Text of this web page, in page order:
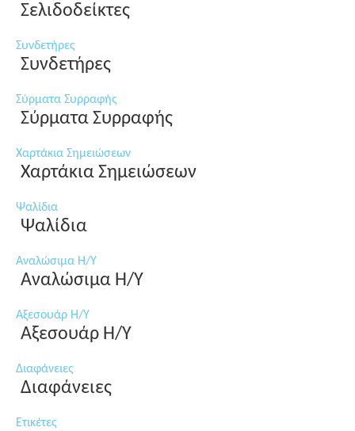
Σελιδοδείκτες
Συνδετήρες
Συνδετήρες
Σύρματα Συρραφής
Σύρματα Συρραφής
Χαρτάκια Σημειώσεων
Χαρτάκια Σημειώσεων
Ψαλίδια
Ψαλίδια
Αναλώσιμα Η/Υ
Αναλώσιμα Η/Υ
Αξεσουάρ Η/Υ
Αξεσουάρ Η/Υ
Διαφάνειες
Διαφάνειες
Ετικέτες